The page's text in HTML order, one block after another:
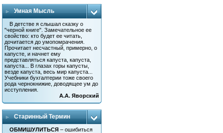
Умная Мысль
В детстве я слышал сказку о
"черной книге". Замечательное ее
свойство: кто будет ее читать,
дочитается до умопомрачения.
Прочитает несчастный, примерно, о
капусте, и начнет ему
представляться капуста, капуста,
капуста... В глазах горы капусты,
везде капуста, весь мир капуста...
Учебники бухгалтерии тоже своего
рода чернокнижие, доводящее ум до
исступления.
А.А. Яворский
Старинный Термин
ОБМИШУЛИТЬСЯ – ошибиться